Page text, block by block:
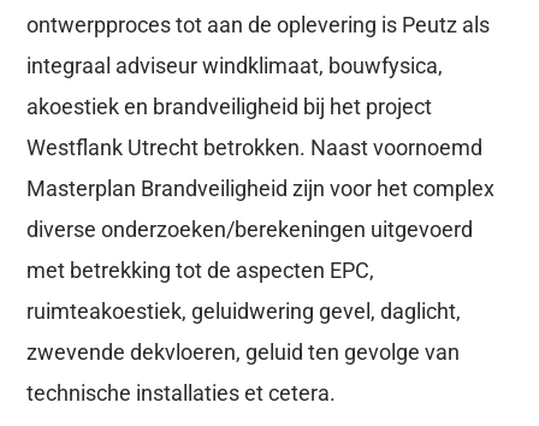
ontwerpproces tot aan de oplevering is Peutz als
integraal adviseur windklimaat, bouwfysica,
akoestiek en brandveiligheid bij het project
Westflank Utrecht betrokken. Naast voornoemd
Masterplan Brandveiligheid zijn voor het complex
diverse onderzoeken/berekeningen uitgevoerd
met betrekking tot de aspecten EPC,
ruimteakoestiek, geluidwering gevel, daglicht,
zwevende dekvloeren, geluid ten gevolge van
technische installaties et cetera.